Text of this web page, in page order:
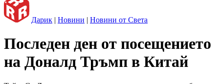
Дарик | Новини | Новини от Света
Последен ден от посещението
на Доналд Тръмп в Китай